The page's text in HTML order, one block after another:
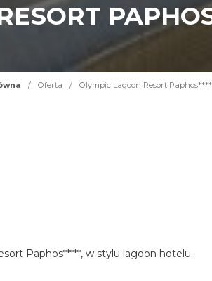
/ Oferta / Olympic Lagoon Resort
Paphos*****, w stylu lagoon hotelu.